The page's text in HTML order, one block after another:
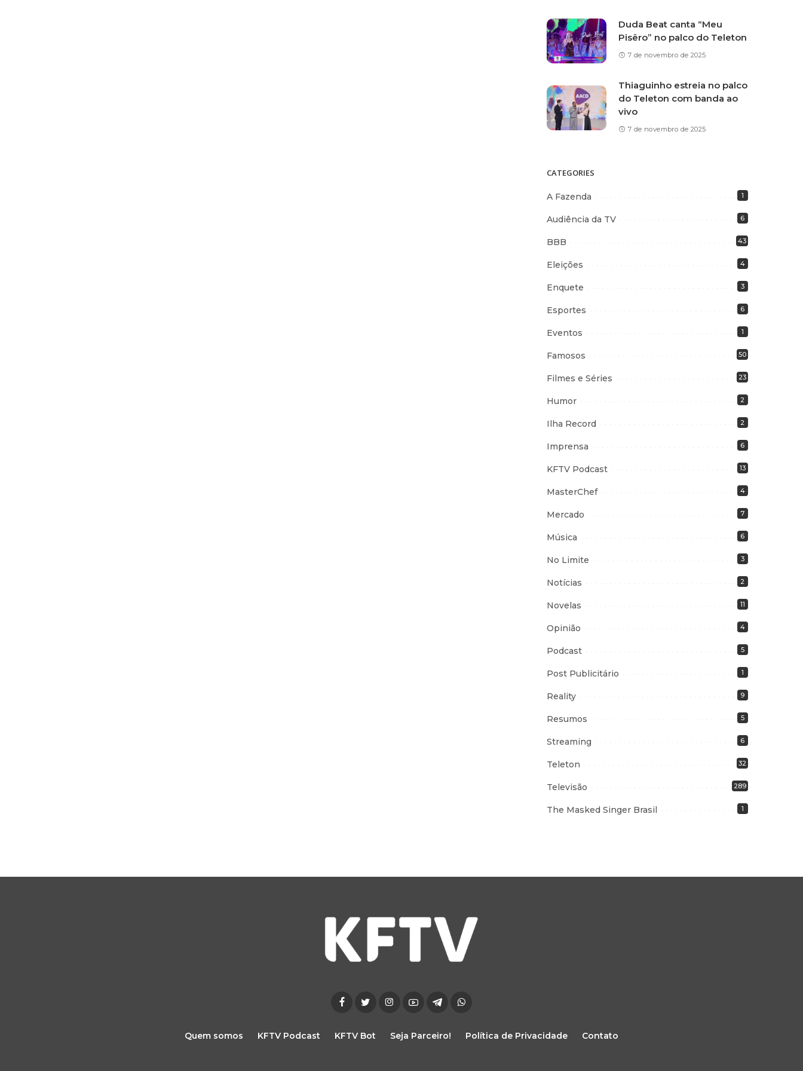
Duda Beat canta “Meu
Pisêro” no palco do Teleton
7 de novembro de 2025
Thiaguinho estreia no palco
do Teleton com banda ao
vivo
7 de novembro de 2025
CATEGORIES
A Fazenda 1
Audiência da TV 6
BBB 43
Eleições 4
Enquete 3
Esportes 6
Eventos 1
Famosos 50
Filmes e Séries 23
Humor 2
Ilha Record 2
Imprensa 6
KFTV Podcast 13
MasterChef 4
Mercado 7
Música 6
No Limite 3
Notícias 2
Novelas 11
Opinião 4
Podcast 5
Post Publicitário 1
Reality 9
Resumos 5
Streaming 6
Teleton 32
Televisão 289
The Masked Singer Brasil 1
Quem somos KFTV Podcast KFTV Bot Seja Parceiro! Política de Privacidade Contato